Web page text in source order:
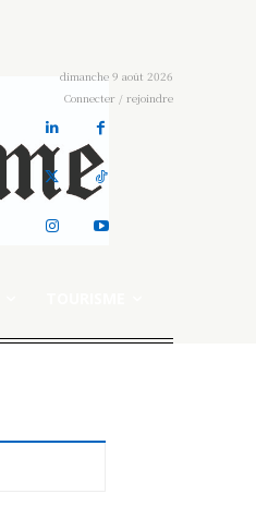
dimanche 9 août 2026
Connecter / rejoindre